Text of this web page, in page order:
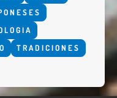
TRADICIONES